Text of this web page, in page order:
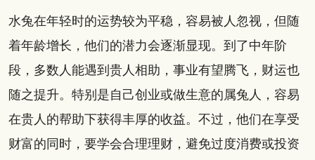
水兔在年轻时的运势较为平稳，容易被人忽视，但随
着年龄增长，他们的潜力会逐渐显现。到了中年阶
段，多数人能遇到贵人相助，事业有望腾飞，财运也
随之提升。特别是自己创业或做生意的属兔人，容易
在贵人的帮助下获得丰厚的收益。不过，他们在享受
财富的同时，要学会合理理财，避免过度消费或投资